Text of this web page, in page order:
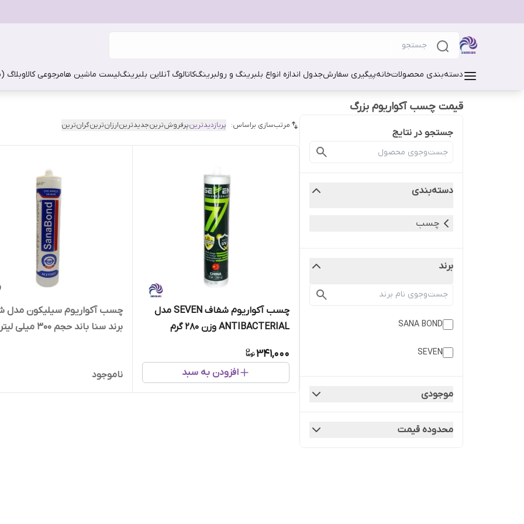
دسته‌بندی محصولاتخانهپیگیری سفارشجدول اندازه انواع بلبرینگ و رولبرینگکاتالوگ آنلاین بلبرینگلیست ماشین هامرجوعی کالاوبلاگ
قیمت چسب آکواریوم بزرگ
جستجو در نتایج
دسته‌بندی
چسب
برند
SANA BOND
SEVEN
موجودی
محدوده قیمت
مرتب‌سازی براساس: پربازدیدترینپرفروش‌ترینجدیدترینارزان‌ترینگران‌ترین
چسب آکواریوم شفاف SEVEN مدل
ANTIBACTERIAL وزن 280 گرم
341,000
افزودن به سبد
چسب آکواریوم سیلیکون مدل
برند سنا باند حجم 300 میلی لیتر
ناموجود